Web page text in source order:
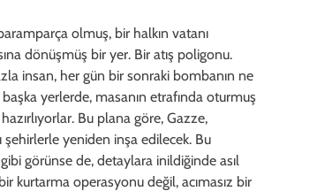
olmuş, bir halkın vatanı
dönüşmüş bir yer. Bir atış poligonu.
insan, her gün bir sonraki bombanın ne
yerlerde, masanın etrafında oturmuş
Bu plana göre, Gazze,
şehirlerle yeniden inşa edilecek. Bu
görünse de, detaylara inildiğinde asıl
kurtarma operasyonu değil, acımasız bir